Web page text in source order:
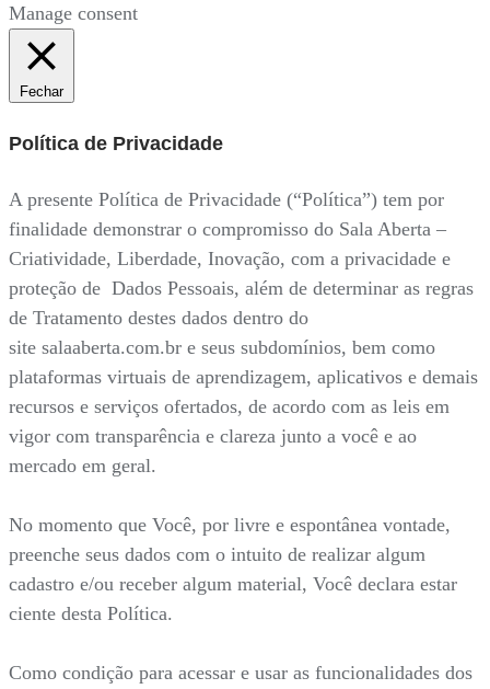
Manage consent
Fechar
Política de Privacidade
A presente Política de Privacidade (“Política”) tem por
finalidade demonstrar o compromisso do Sala Aberta –
Criatividade, Liberdade, Inovação, com a privacidade e
proteção de Dados Pessoais, além de determinar as regras
de Tratamento destes dados dentro do
site salaaberta.com.br e seus subdomínios, bem como
plataformas virtuais de aprendizagem, aplicativos e demais
recursos e serviços ofertados, de acordo com as leis em
vigor com transparência e clareza junto a você e ao
mercado em geral.
No momento que Você, por livre e espontânea vontade,
preenche seus dados com o intuito de realizar algum
cadastro e/ou receber algum material, Você declara estar
ciente desta Política.
Como condição para acessar e usar as funcionalidades dos